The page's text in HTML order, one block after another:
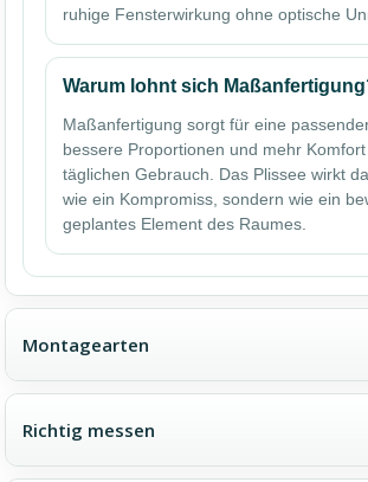
ruhige Fensterwirkung ohne optische
Warum lohnt sich
Maßanfertigung sorgt für eine
bessere Proportionen und mehr Komfort
täglichen Gebrauch. Das Plissee wirkt
wie ein Kompromiss, sondern wie ein
geplantes Element des Raumes.
Montagearten
Montagearten passend zur
Fenstersituation
Richtig messen